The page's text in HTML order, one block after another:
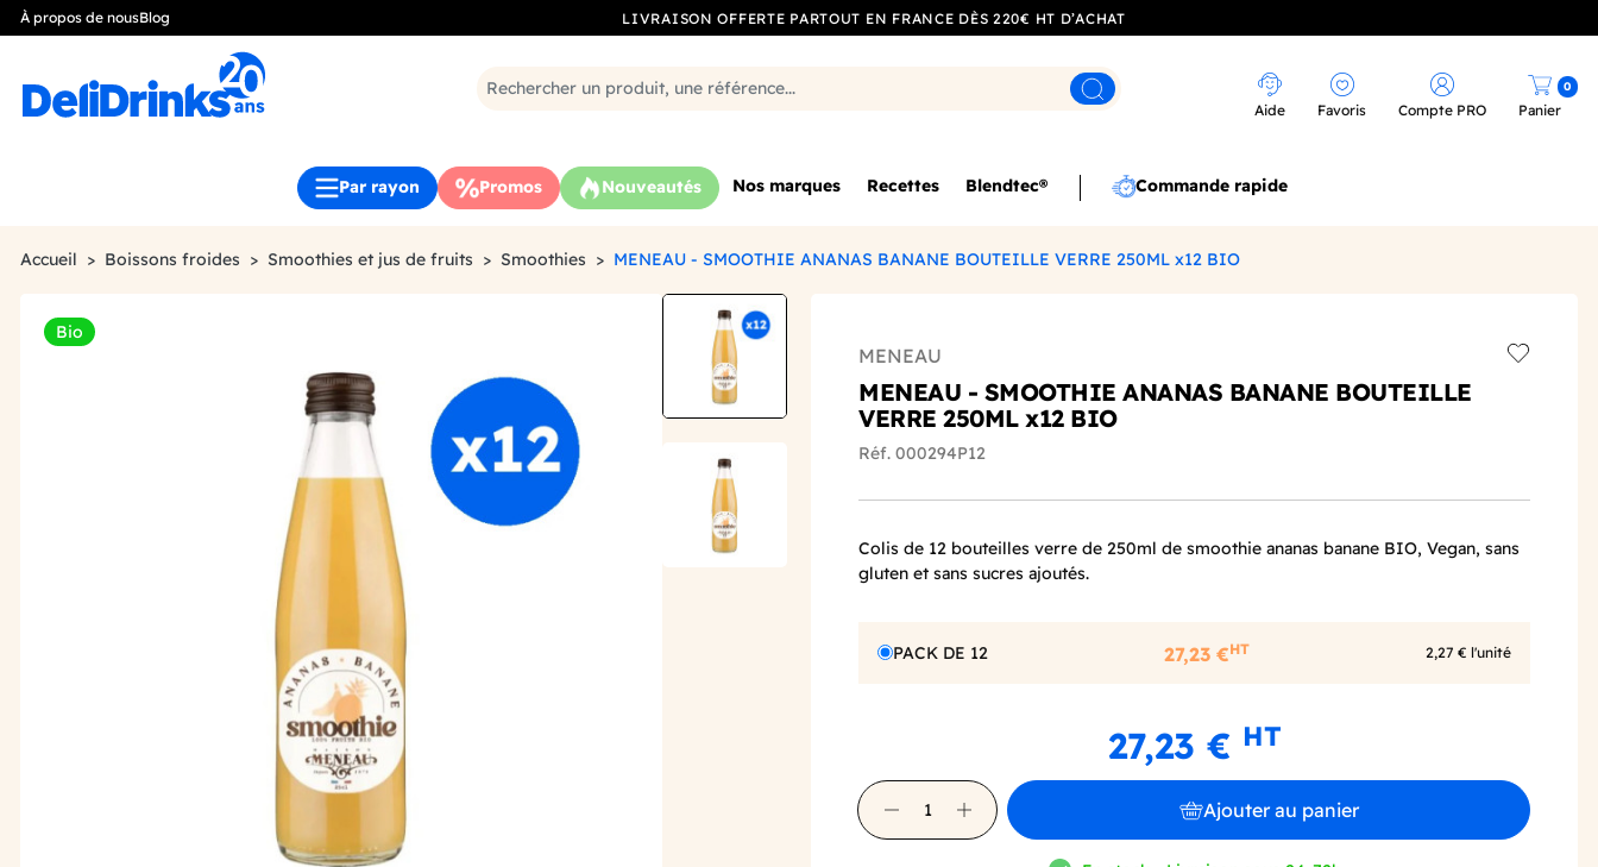
À propos de nousBlog LIVRAISON OFFERTE PARTOUT EN FRANCE DÈS 220€ HT D’ACHAT
Rechercher
Aide Favoris Compte PRO Panier
0
Par rayon Promos Nouveautés Nos marques Recettes Blendtec® Commande rapide
Accueil Boissons froides Smoothies et jus de fruits Smoothies MENEAU - SMOOTHIE ANANAS BANANE BOUTEILLE VERRE 250ML x12 BIO
Bio
MENEAU
MENEAU - SMOOTHIE ANANAS BANANE BOUTEILLE
VERRE 250ML x12 BIO
Réf. 000294P12
Colis de 12 bouteilles verre de 250ml de smoothie ananas banane BIO, Vegan, sans
gluten et sans sucres ajoutés.
PACK DE 12 27,23 €HT 2,27 € l'unité
27,23 € HT
Ajouter au panier